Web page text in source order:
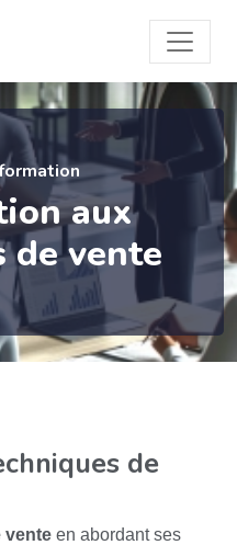
aux
de vente
de
vente en abordant ses